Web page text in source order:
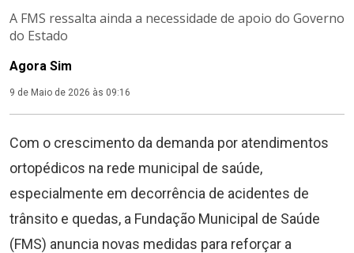
A FMS ressalta ainda a necessidade de apoio do Governo
do Estado
Agora Sim
9 de Maio de 2026 às 09:16
Com o crescimento da demanda por atendimentos
ortopédicos na rede municipal de saúde,
especialmente em decorrência de acidentes de
trânsito e quedas, a Fundação Municipal de Saúde
(FMS) anuncia novas medidas para reforçar a